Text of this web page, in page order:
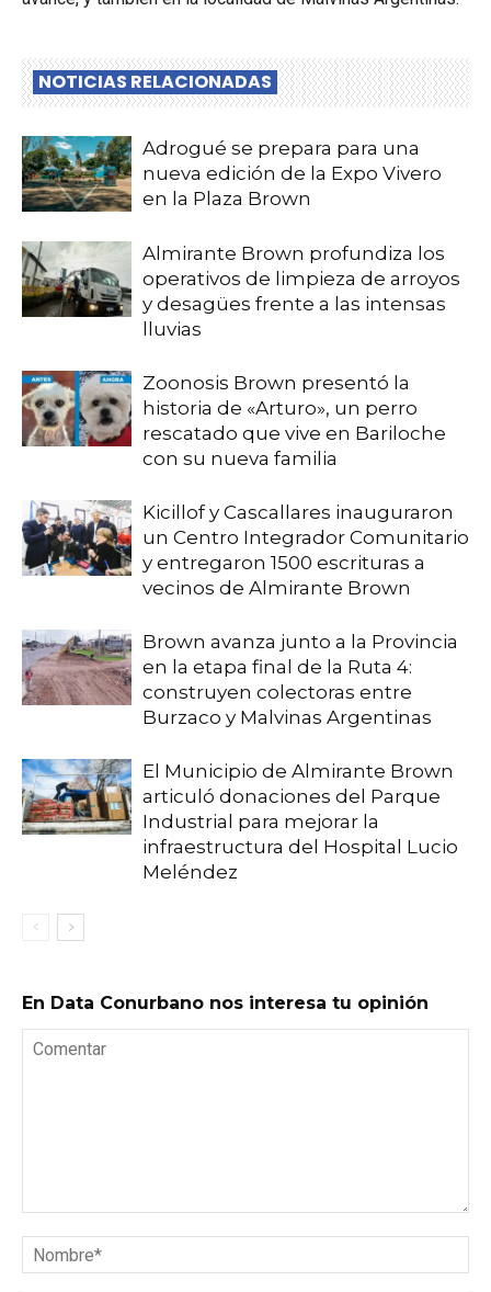
NOTICIAS RELACIONADAS
Adrogué se prepara para una
nueva edición de la Expo Vivero
en la Plaza Brown
Almirante Brown profundiza los
operativos de limpieza de arroyos
y desagües frente a las intensas
lluvias
Zoonosis Brown presentó la
historia de «Arturo», un perro
rescatado que vive en Bariloche
con su nueva familia
Kicillof y Cascallares inauguraron
un Centro Integrador Comunitario
y entregaron 1500 escrituras a
vecinos de Almirante Brown
Brown avanza junto a la Provincia
en la etapa final de la Ruta 4:
construyen colectoras entre
Burzaco y Malvinas Argentinas
El Municipio de Almirante Brown
articuló donaciones del Parque
Industrial para mejorar la
infraestructura del Hospital Lucio
Meléndez
En Data Conurbano nos interesa tu opinión